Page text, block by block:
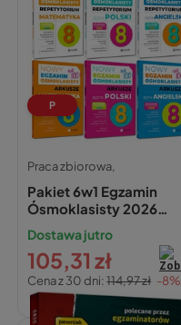
P
Praca zbiorowa,
Pakiet 6w1 Egzamin
Ósmoklasisty 2026
GREG
Dostawa jutro
105,31 zł
Cena z 30 dni:114,97 zł -8%